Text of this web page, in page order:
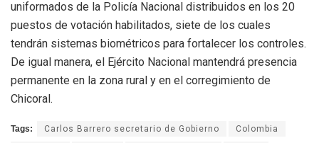
uniformados de la Policía Nacional distribuidos en los 20
puestos de votación habilitados, siete de los cuales
tendrán sistemas biométricos para fortalecer los controles.
De igual manera, el Ejército Nacional mantendrá presencia
permanente en la zona rural y en el corregimiento de
Chicoral.
Tags: Carlos Barrero secretario de Gobierno Colombia